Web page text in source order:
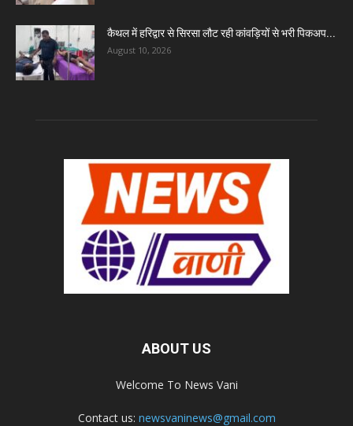
कैथल में हरिद्वार से सिरसा लौट रही कांवड़ियों से भरी पिकअप...
August 10, 2026
ABOUT US
Welcome To News Vani
Contact us: newsvaninews@gmail.com